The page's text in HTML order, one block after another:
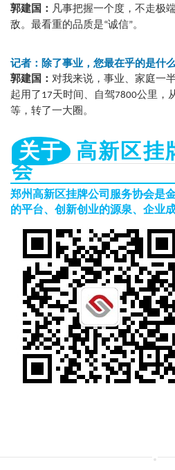
郭建国： 凡事把握一个度，不走极
敌。最看重的品质是“诚信”。
记者：除了事业，您最在乎的是什
郭建国： 对我来说，事业、家庭一
起用了 17天时间、自驾7800公里，
等，转了一大圈。
关于
高新区挂
会
郑州高新区挂牌公司服务协会是
的平台、创新创业的源泉、企业